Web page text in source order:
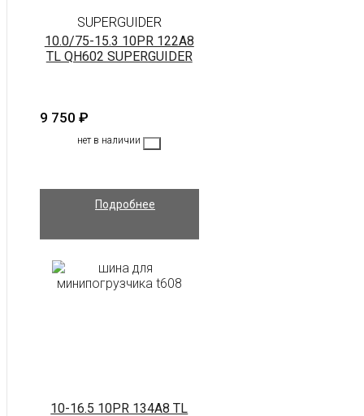
SUPERGUIDER
10.0/75-15.3 10PR 122A8
TL QH602 SUPERGUIDER
9 750 ₽
нет в наличии
Подробнее
10-16.5 10PR 134A8 TL